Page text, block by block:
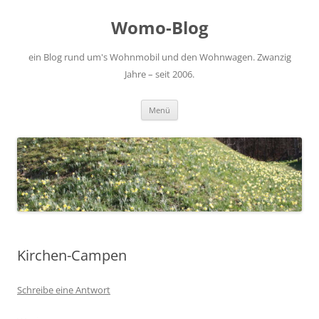
Womo-Blog
ein Blog rund um's Wohnmobil und den Wohnwagen. Zwanzig
Jahre – seit 2006.
Menü
Kirchen-Campen
Schreibe eine Antwort